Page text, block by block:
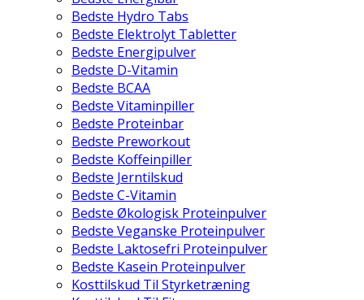
Bedste Hydro Tabs
Bedste Elektrolyt Tabletter
Bedste Energipulver
Bedste D-Vitamin
Bedste BCAA
Bedste Vitaminpiller
Bedste Proteinbar
Bedste Preworkout
Bedste Koffeinpiller
Bedste Jerntilskud
Bedste C-Vitamin
Bedste Økologisk Proteinpulver
Bedste Veganske Proteinpulver
Bedste Laktosefri Proteinpulver
Bedste Kasein Proteinpulver
Kosttilskud Til Styrketræning